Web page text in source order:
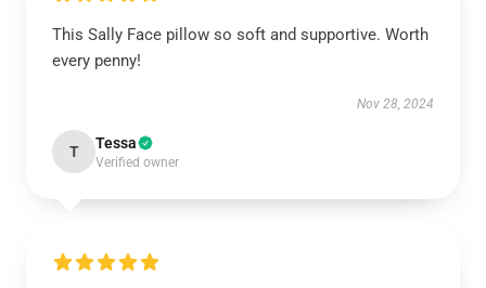
This Sally Face pillow so soft and supportive. Worth
every penny!
Nov 28, 2024
T Tessa
Verified owner